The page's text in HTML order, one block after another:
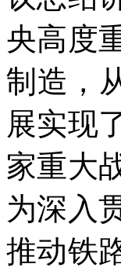
央高度
制造，
展实现
家重大
为深入
推动铁